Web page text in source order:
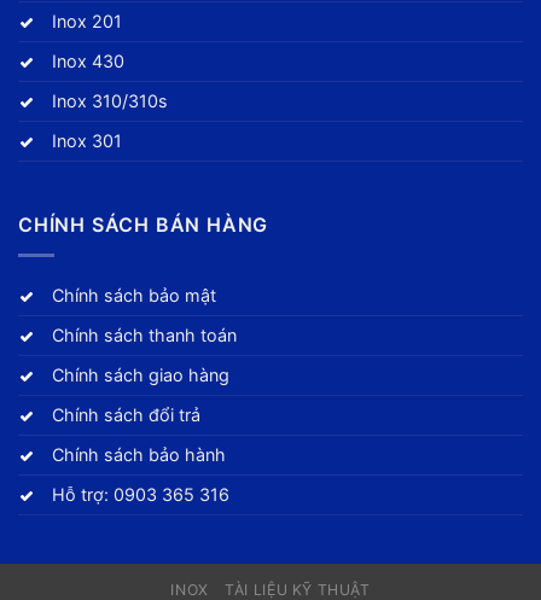
Inox 201
Inox 430
Inox 310/310s
Inox 301
CHÍNH SÁCH BÁN HÀNG
Chính sách bảo mật
Chính sách thanh toán
Chính sách giao hàng
Chính sách đổi trả
Chính sách bảo hành
Hỗ trợ: 0903 365 316
INOX TÀI LIỆU KỸ THUẬT